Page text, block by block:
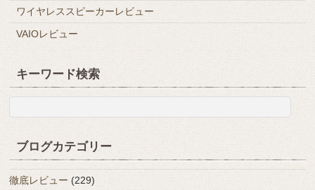
ワイヤレススピーカーレビュー
VAIOレビュー
キーワード検索
ブログカテゴリー
徹底レビュー (229)